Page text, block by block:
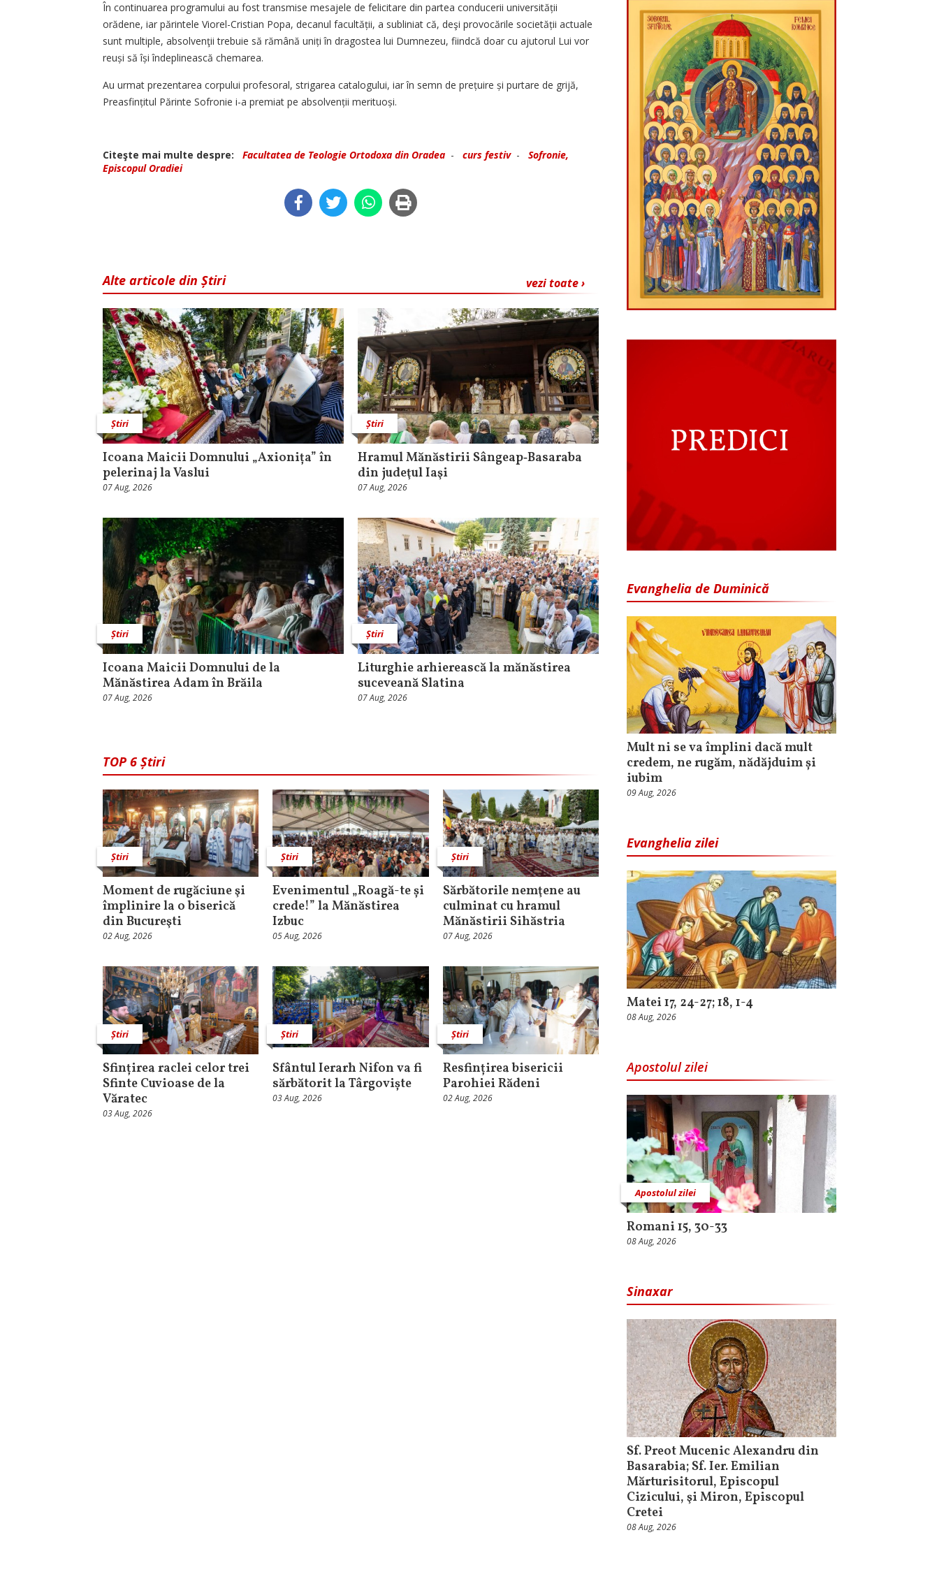
În continuarea programului au fost transmise mesajele de felicitare din partea conducerii universității
orădene, iar părintele Viorel-Cris­tian Popa, decanul facultății, a subliniat că, deşi provocările societății actuale
sunt multiple, absolvenţii trebuie să rămână uniți în dragostea lui Dumnezeu, fiindcă doar cu ajutorul Lui vor
reuși să își îndeplinească chemarea.
Au urmat prezentarea corpului profesoral, strigarea catalogului, iar în semn de prețuire și purtare de grijă,
Preasfințitul Părinte Sofronie i-a premiat pe absolvenții merituoși.
Citeşte mai multe despre: Facultatea de Teologie Ortodoxa din Oradea - curs festiv- Sofronie,
Episcopul Oradiei
vezi toate ›
Alte articole din Știri
Știri
Icoana Maicii Domnului „Axionița” în
pelerinaj la Vaslui
07 Aug, 2026
Știri
Hramul Mănăstirii Sângeap‑Basaraba
din judeţul Iaşi
07 Aug, 2026
Știri
Icoana Maicii Domnului de la
Mănăstirea Adam în Brăila
07 Aug, 2026
Știri
Liturghie arhierească la mănăstirea
suceveană Slatina
07 Aug, 2026
TOP 6 Știri
Știri
Moment de rugăciune şi
împlinire la o biserică
din Bucureşti
02 Aug, 2026
Știri
Evenimentul „Roagă-te și
crede!” la Mănăstirea
Izbuc
05 Aug, 2026
Știri
Sărbătorile nemţene au
culminat cu hramul
Mănăstirii Sihăstria
07 Aug, 2026
Știri
Sfințirea raclei celor trei
Sfinte Cuvioase de la
Văratec
03 Aug, 2026
Știri
Sfântul Ierarh Nifon va fi
sărbătorit la Târgoviște
03 Aug, 2026
Știri
Resfințirea bisericii
Parohiei Rădeni
02 Aug, 2026
Evanghelia de Duminică
Mult ni se va împlini dacă mult
credem, ne rugăm, nădăjduim și
iubim
09 Aug, 2026
Evanghelia zilei
Matei 17, 24-27; 18, 1-4
08 Aug, 2026
Apostolul zilei
Apostolul zilei
Romani 15, 30-33
08 Aug, 2026
Sinaxar
Sf. Preot Mucenic Alexandru din
Basarabia; Sf. Ier. Emilian
Mărturisitorul, Episcopul
Cizicului, şi Miron, Episcopul
Cretei
08 Aug, 2026